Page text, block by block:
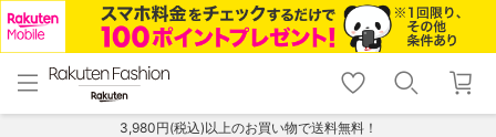
menu home
トップ
shopping_cart lock_outline
ログイン
3,980円(税込)以上のお買い物で送料無料！